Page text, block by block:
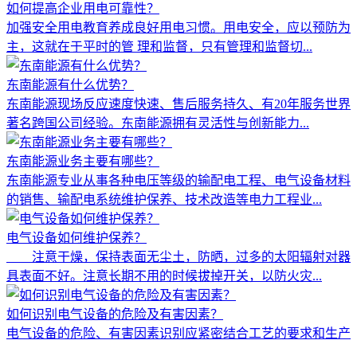
如何提高企业用电可靠性？
加强安全用电教育养成良好用电习惯。用电安全，应以预防为
主，这就在于平时的管 理和监督，只有管理和监督切...
东南能源有什么优势？
东南能源现场反应速度快速、售后服务持久、有20年服务世界
著名跨国公司经验。东南能源拥有灵活性与创新能力...
东南能源业务主要有哪些？
东南能源专业从事各种电压等级的输配电工程、电气设备材料
的销售、输配电系统维护保养、技术改造等电力工程业...
电气设备如何维护保养？
注意干燥，保持表面无尘土，防晒，过多的太阳辐射对器
具表面不好。注意长期不用的时候拔掉开关，以防火灾...
如何识别电气设备的危险及有害因素？
电气设备的危险、有害因素识别应紧密结合工艺的要求和生产